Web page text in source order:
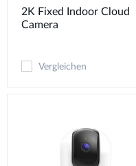
2K Fixed Indoor Cloud
Camera
Vergleichen